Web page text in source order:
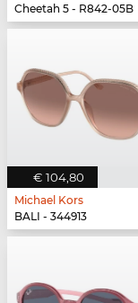
Cheetah 5 - R842-05B
€ 104,80
Michael Kors
BALI - 344913